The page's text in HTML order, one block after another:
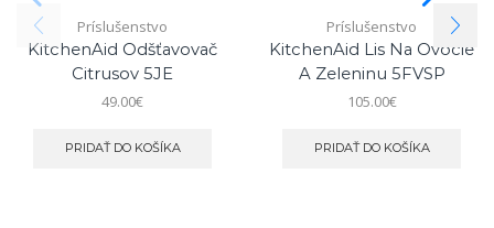
Príslušenstvo
KitchenAid Odšťavovač
Citrusov 5JE
49.00€
PRIDAŤ DO KOŠÍKA
Príslušenstvo
KitchenAid Lis Na Ovocie
A Zeleninu 5FVSP
105.00€
PRIDAŤ DO KOŠÍKA